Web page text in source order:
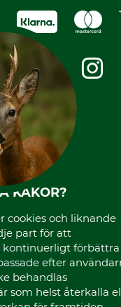
Dataskydd
Integritetspolicy
Ångerrätt
Ångerrätt för din
Reklamationer
Frakter
Swish
Om oss
GRUBE-Gruppen
Företagsuppgifter
Karriär
Vår personal
Varumärken
Mässor
Instagram TOS
Media
Code of Conduct
*Alla priser
KAKOR?
cookies och liknande
part för att
kontinuerligt förbättra
efter
behandlas
som helst återkalla